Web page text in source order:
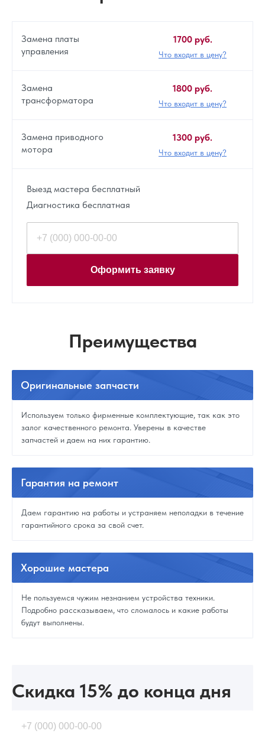
Замена платы
управления
1700 руб.
Что входит в цену?
Замена
трансформатора
1800 руб.
Что входит в цену?
Замена приводного
мотора
1300 руб.
Что входит в цену?
Выезд мастера бесплатный
Диагностика бесплатная
Оформить заявку
Преимущества
Оригинальные запчасти
Используем только фирменные комплектующие, так как это
залог качественного ремонта. Уверены в качестве
запчастей и даем на них гарантию.
Гарантия на ремонт
Даем гарантию на работы и устраняем неполадки в течение
гарантийного срока за свой счет.
Хорошие мастера
Не пользуемся чужим незнанием устройства техники.
Подробно рассказываем, что сломалось и какие работы
будут выполнены.
Скидка 15% до конца дня